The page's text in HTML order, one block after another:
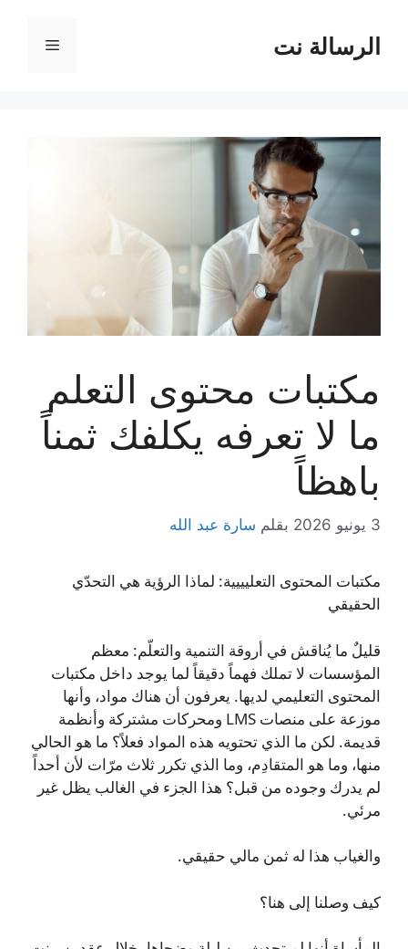
المحتوىالرسالة نت القائمة
مكتبات محتوى التعلم
ما لا تعرفه يكلفك ثمناً
باهظاً
3 يونيو 2026 بقلم سارة عبد الله
مكتبات المحتوى التعليييية: لماذا الرؤية هي التحدّي
الحقيقي
قليلٌ ما يُناقش في أروقة التنمية والتعلّم: معظم
المؤسسات لا تملك فهماً دقيقاً لما يوجد داخل مكتبات
المحتوى التعليمي لديها. يعرفون أن هناك مواد، وأنها
موزعة على منصات LMS ومحركات مشتركة وأنظمة
قديمة. لكن ما الذي تحتويه هذه المواد فعلاً؟ ما هو الحالي
منها، وما هو المتقادِم، وما الذي تكرر ثلاث مرّات لأن أحداً
لم يدرك وجوده من قبل؟ هذا الجزء في الغالب يظل غير
مرئي.
والغياب هذا له ثمن مالي حقيقي.
كيف وصلنا إلى هنا؟